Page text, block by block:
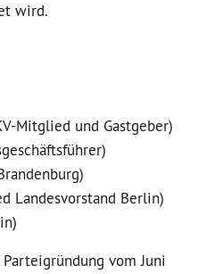
wird.
Mitglied und Gastgeber)
Landesvorstand Berlin)
vom Juni